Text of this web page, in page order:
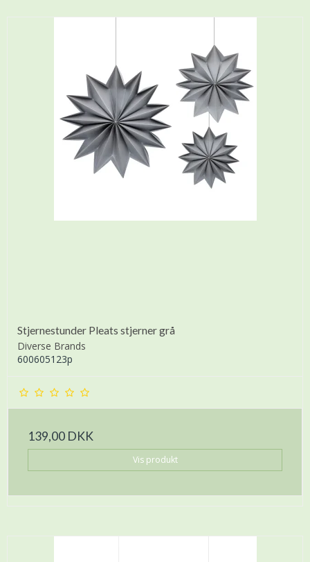
Stjernestunder Pleats stjerner grå
Diverse Brands
600605123p
139,00 DKK
Vis produkt